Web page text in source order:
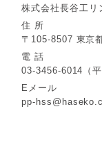
株式会社長谷工
住 所
〒105-8507 東京
電 話
03-3456-6014 （
Eメール
pp-